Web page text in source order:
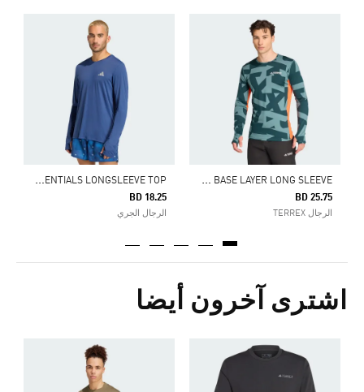
M
ULTI SYNTHETIC BASE LAYER LONG SLEEVE
BD 25.75
الرجال TERREX
A
DI365 RUNNING ESSENTIALS LONGSLEEVE TOP
BD 18.25
الرجال الجري
اشترى آخرون أيضا
Price Reduced From